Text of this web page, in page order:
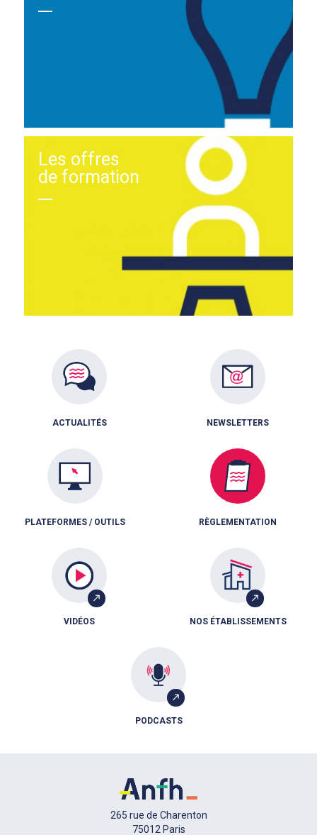
Les offres
de formation
ACTUALITÉS NEWSLETTERS
PLATEFORMES / OUTILS RÈGLEMENTATION
VIDÉOS NOS ÉTABLISSEMENTS
PODCASTS
265 rue de Charenton
75012 Paris